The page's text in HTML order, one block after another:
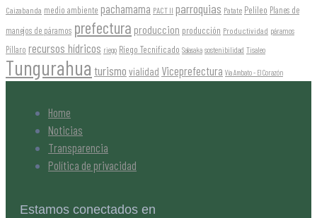
Caizabanda medio ambiente pachamama PACT II parroquias Patate Pelileo Planes de
manejos de páramos prefectura produccion producción Productividad páramos
Píllaro recursos hídricos riego Riego Tecnificado Salasaka sostenibilidad Tisaleo
Tungurahua turismo vialidad Viceprefectura Vía Ambato - El Corazón
Home
Noticias
Transparencia
Política de privacidad
Estamos conectados en